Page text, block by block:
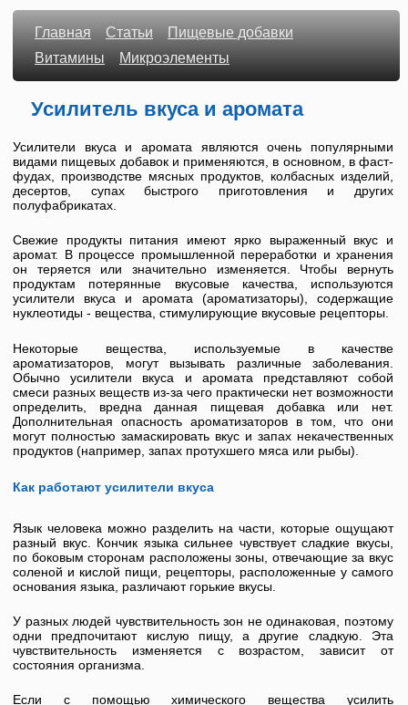
Главная Статьи
Пищевые добавки
Витамины
Микроэлементы
Усилитель вкуса и аромата
Усилители вкуса и аромата являются очень популярными
видами пищевых добавок и применяются, в основном, в фаст-
фудах, производстве мясных продуктов, колбасных изделий,
десертов, супах быстрого приготовления и других
полуфабрикатах.
Свежие продукты питания имеют ярко выраженный вкус и
аромат. В процессе промышленной переработки и хранения
он теряется или значительно изменяется. Чтобы вернуть
продуктам потерянные вкусовые качества, используются
усилители вкуса и аромата (ароматизаторы), содержащие
нуклеотиды - вещества, стимулирующие вкусовые рецепторы.
Некоторые вещества, используемые в качестве
ароматизаторов, могут вызывать различные заболевания.
Обычно усилители вкуса и аромата представляют собой
смеси разных веществ из-за чего практически нет возможности
определить, вредна данная пищевая добавка или нет.
Дополнительная опасность ароматизаторов в том, что они
могут полностью замаскировать вкус и запах некачественных
продуктов (например, запах протухшего мяса или рыбы).
Как работают усилители вкуса
Язык человека можно разделить на части, которые ощущают
разный вкус. Кончик языка сильнее чувствует сладкие вкусы,
по боковым сторонам расположены зоны, отвечающие за вкус
соленой и кислой пищи, рецепторы, расположенные у самого
основания языка, различают горькие вкусы.
У разных людей чувствительность зон не одинаковая, поэтому
одни предпочитают кислую пищу, а другие сладкую. Эта
чувствительность изменяется с возрастом, зависит от
состояния организма.
Если с помощью химического вещества усилить